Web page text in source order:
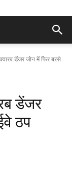
डेंजर जोन में फिर बरसे
डेंजर
ठप